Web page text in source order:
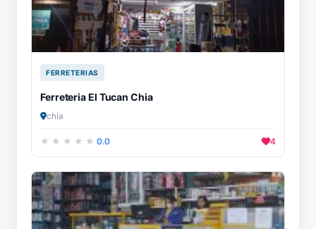
FERRETERIAS
Ferreteria El Tucan Chia
chia
0.0 4